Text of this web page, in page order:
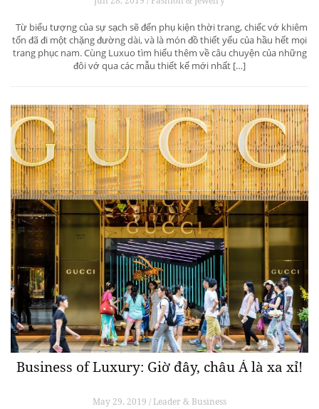
Từ biểu tượng của sự sạch sẽ đến phụ kiện thời trang, chiếc vớ khiêm
tốn đã đi một chặng đường dài, và là món đồ thiết yếu của hầu hết mọi
trang phục nam. Cùng Luxuo tìm hiểu thêm về câu chuyện của những
đôi vớ qua các mẫu thiết kế mới nhất […]
Business of Luxury: Giờ đây, châu Á là xa xỉ!
May 29, 2019 / Leader & Business